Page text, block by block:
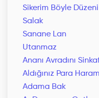
Sikerim Böyle Düzeni
Salak
Sanane Lan
Utanmaz
Ananı Avradını
Aldığınız Para
Adama Bak